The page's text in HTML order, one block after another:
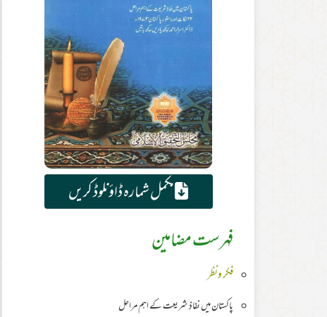
مکمل شمارہ ڈاؤنلوڈ کریں
فہرست مضامین
فکر ونظر
پاکستان میں نفاذِ شریعت کے اہم مراحل